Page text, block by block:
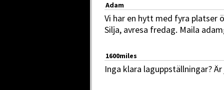
Adam
Vi har en hytt med fyra platser
Silja, avresa fredag. Maila
1600miles
Inga klara laguppställningar?